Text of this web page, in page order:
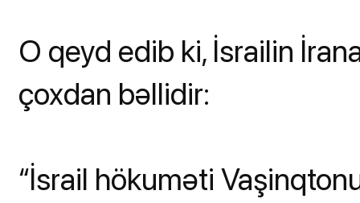
O qeyd edib ki, İsrailin
çoxdan bəllidir:
“İsrail hökuməti